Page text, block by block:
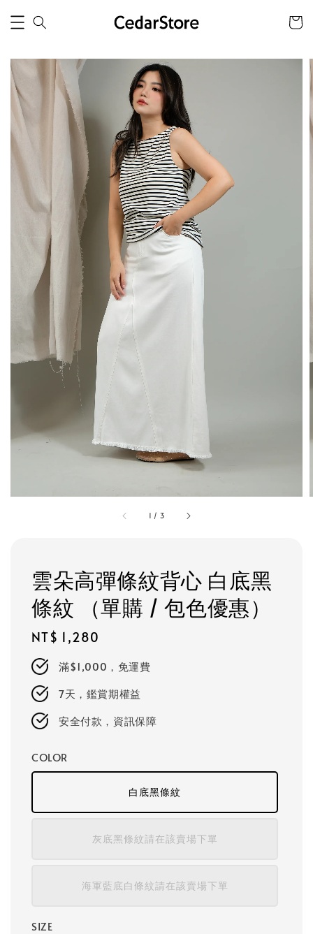
1 / 3
雲朵高彈條紋背心 白底黑
條紋 （單購 / 包色優惠）
Regular
price
NT$ 1,280
滿$1,000，免運費
7天，鑑賞期權益
安全付款，資訊保障
COLOR
白底黑條紋
灰底黑條紋請在該賣場下單
海軍藍底白條紋請在該賣場下單
SIZE